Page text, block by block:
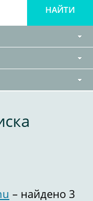
– найдено 3